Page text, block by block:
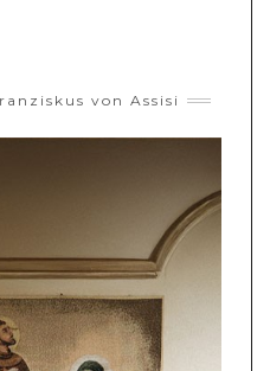
von Assisi